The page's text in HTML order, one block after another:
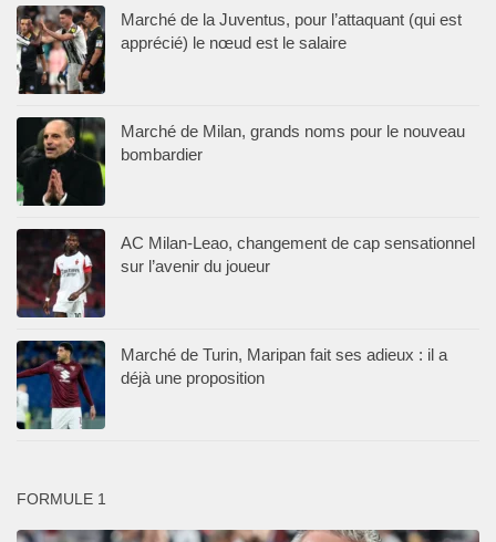
Marché de la Juventus, pour l’attaquant (qui est
apprécié) le nœud est le salaire
Marché de Milan, grands noms pour le nouveau
bombardier
AC Milan-Leao, changement de cap sensationnel
sur l’avenir du joueur
Marché de Turin, Maripan fait ses adieux : il a
déjà une proposition
FORMULE 1